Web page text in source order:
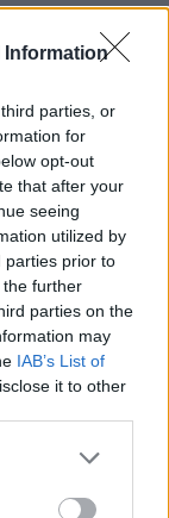
Information
parties, or
for
opt-out
that after your
seeing
utilized by
parties prior to
further
parties on the
may
IAB’s List of
it to other
more Google
may click to
μετά
κι έκαναν
Δεν πήρε
το πράγμα.
αυτοί.
που
Εν πάσει
μέσα στους
που